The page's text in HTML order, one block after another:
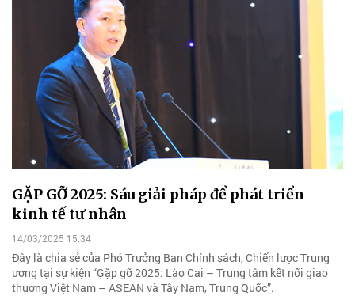
GẶP GỠ 2025: Sáu giải pháp để phát triển
kinh tế tư nhân
14/03/2025 15:34
Đây là chia sẻ của Phó Trưởng Ban Chính sách, Chiến lược Trung
ương tại sự kiện “Gặp gỡ 2025: Lào Cai – Trung tâm kết nối giao
thương Việt Nam – ASEAN và Tây Nam, Trung Quốc”.